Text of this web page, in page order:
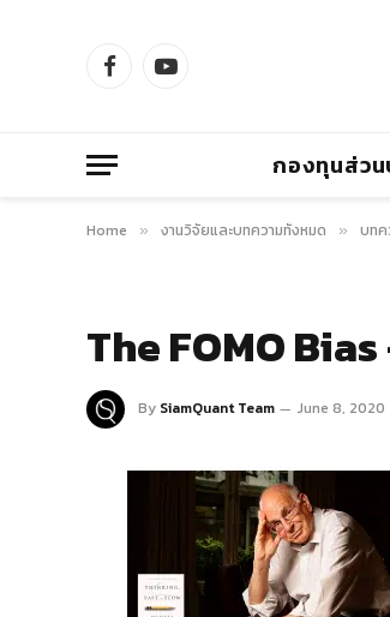
FacebookYouTube
กองทุนส่ว
Home » งานวิจัยและบทความทั้งหมด » บทค
The FOMO
By SiamQuant Team June 8, 2020